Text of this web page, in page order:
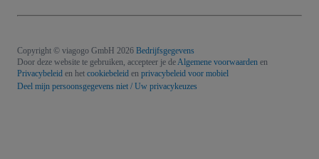
Copyright © viagogo GmbH 2026 Bedrijfsgegevens
Door deze website te gebruiken, accepteer je de Algemene voorwaarden en
Privacybeleid en het cookiebeleid en privacybeleid voor mobiel
Deel mijn persoonsgegevens niet / Uw privacykeuzes